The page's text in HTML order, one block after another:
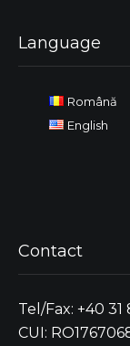
Language
Română
English
Contact
Tel/Fax: +40
CUI: